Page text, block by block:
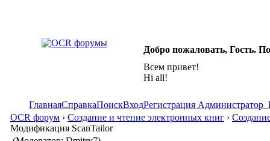
Добро пожаловать, Гость.
Всем привет!
Hi all!
ГлавнаяСправкаПоискВходРегистрация Администратор
OCR форум › Создание и чтение электронных книг ›
Модификация ScanTailor